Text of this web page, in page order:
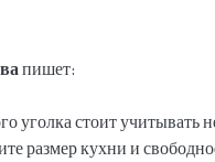
пишет:
уголка стоит учитывать
размер кухни и